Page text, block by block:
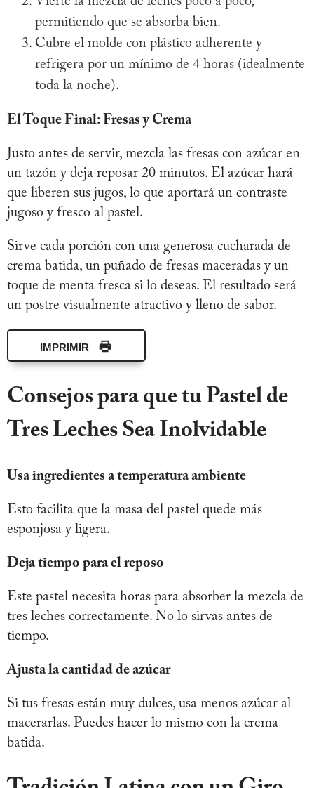
permitiendo que se absorba bien.
Cubre el molde con plástico adherente y
refrigera por un mínimo de 4 horas (idealmente
toda la noche).
El Toque Final: Fresas y Crema
Justo antes de servir, mezcla las fresas con azúcar en
un tazón y deja reposar 20 minutos. El azúcar hará
que liberen sus jugos, lo que aportará un contraste
jugoso y fresco al pastel.
Sirve cada porción con una generosa cucharada de
crema batida, un puñado de fresas maceradas y un
toque de menta fresca si lo deseas. El resultado será
un postre visualmente atractivo y lleno de sabor.
IMPRIMIR
Consejos para que tu Pastel de
Tres Leches Sea Inolvidable
Usa ingredientes a temperatura ambiente
Esto facilita que la masa del pastel quede más
esponjosa y ligera.
Deja tiempo para el reposo
Este pastel necesita horas para absorber la mezcla de
tres leches correctamente. No lo sirvas antes de
tiempo.
Ajusta la cantidad de azúcar
Si tus fresas están muy dulces, usa menos azúcar al
macerarlas. Puedes hacer lo mismo con la crema
batida.